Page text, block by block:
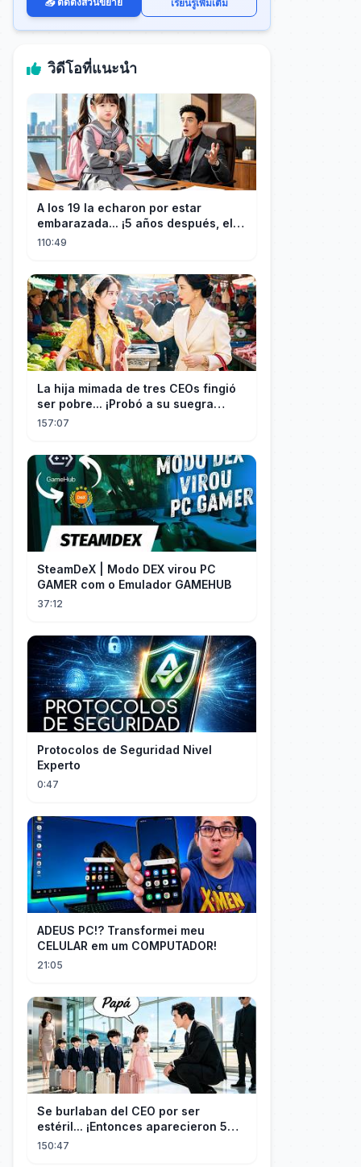
เรียนรู้เพิ่มเติม
วิดีโอที่แนะนำ
A los 19 la echaron por estar
embarazada... ¡5 años después, el
CEO estéril encontró a su hija!
110:49
La hija mimada de tres CEOs fingió
ser pobre... ¡Probó a su suegra
codiciosa y tuvo final delicioso!
157:07
SteamDeX | Modo DEX virou PC
GAMER com o Emulador GAMEHUB
37:12
Protocolos de Seguridad Nivel
Experto
0:47
ADEUS PC!? Transformei meu
CELULAR em um COMPUTADOR!
21:05
Se burlaban del CEO por ser
estéril... ¡Entonces aparecieron 5
niños idénticos a él gritando: ¡Papá!
150:47